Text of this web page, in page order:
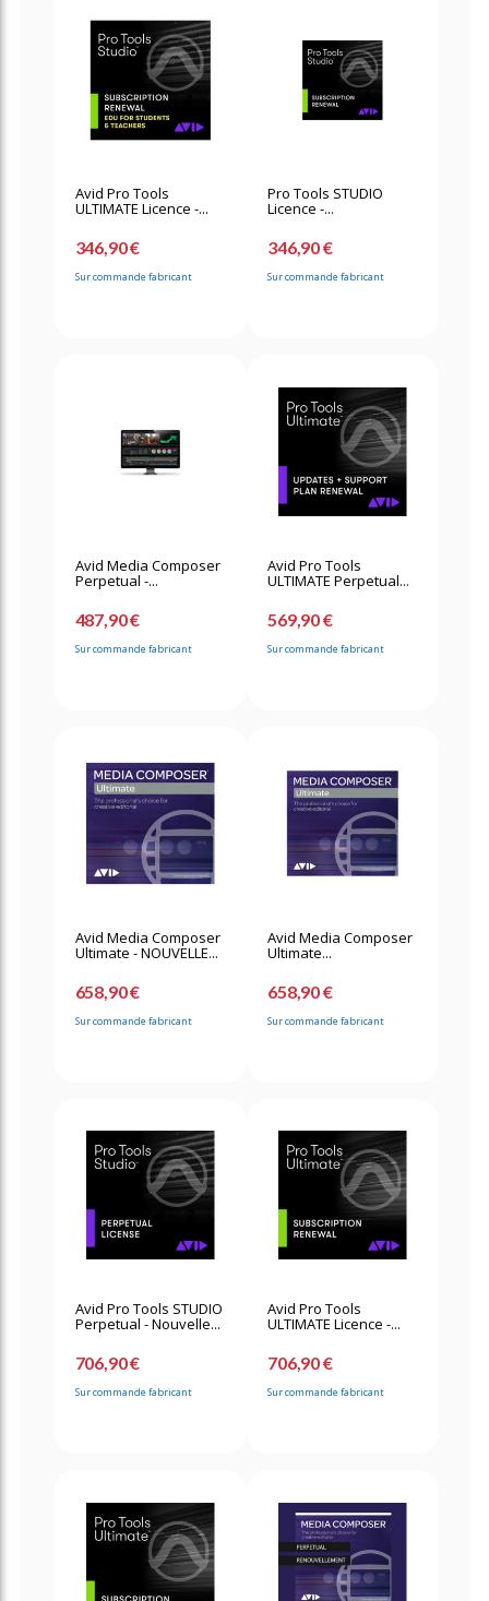
Avid Pro Tools
ULTIMATE Licence -...
346,90 €
Sur commande fabricant
Pro Tools STUDIO
Licence -...
346,90 €
Sur commande fabricant
Avid Media Composer
Perpetual -...
487,90 €
Sur commande fabricant
Avid Pro Tools
ULTIMATE Perpetual...
569,90 €
Sur commande fabricant
Avid Media Composer
Ultimate - NOUVELLE...
658,90 €
Sur commande fabricant
Avid Media Composer
Ultimate...
658,90 €
Sur commande fabricant
Avid Pro Tools STUDIO
Perpetual - Nouvelle...
706,90 €
Sur commande fabricant
Avid Pro Tools
ULTIMATE Licence -...
706,90 €
Sur commande fabricant